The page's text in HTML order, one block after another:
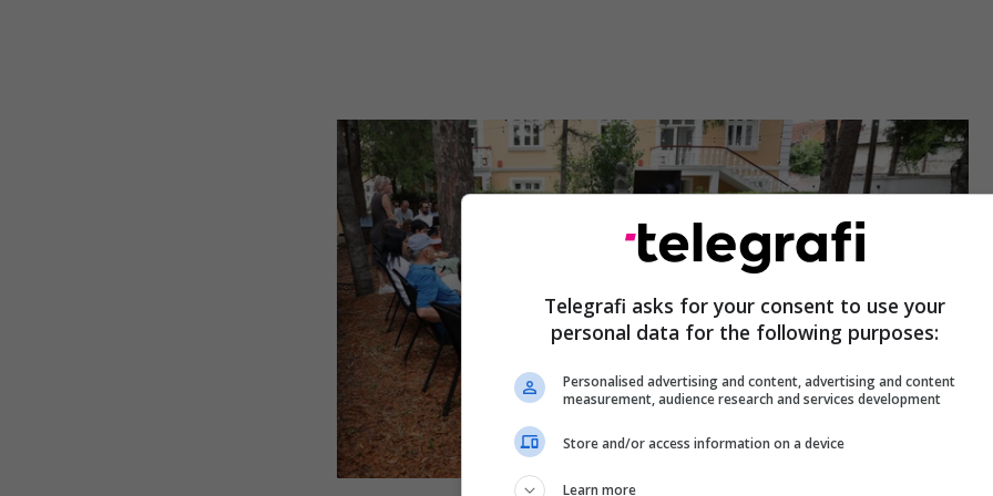
Telegrafi asks for your consent to use your
personal data for the following purposes:
Personalised advertising and content, advertising and content
measurement, audience research and services development
Store and/or access information on a device
Learn more